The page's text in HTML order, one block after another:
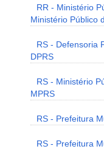
RR - Ministério
Ministério Público
RS - Defensoria
DPRS
RS - Ministério
MPRS
RS - Prefeitura
RS - Prefeitura